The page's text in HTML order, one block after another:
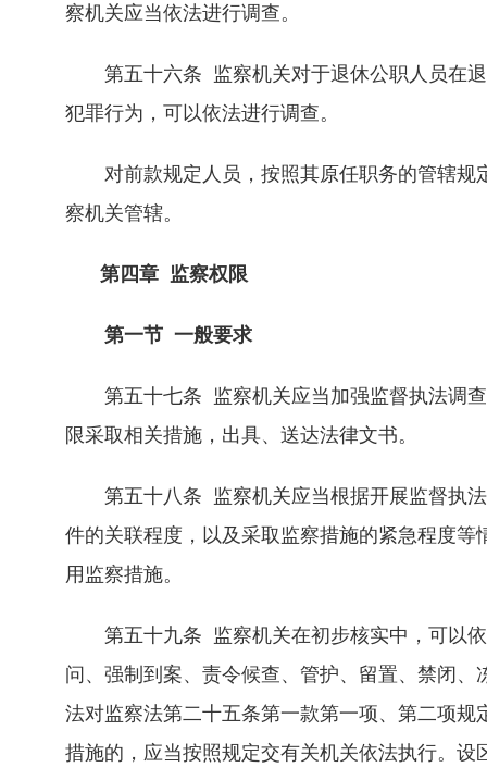
察机关应当依法进行调查。
第五十六条 监察机关对于退休公职人员在退
犯罪行为，可以依法进行调查。
对前款规定人员，按照其原任职务的管辖规
察机关管辖。
第四章 监察权限
第一节 一般要求
第五十七条 监察机关应当加强监督执法调查
限采取相关措施，出具、送达法律文书。
第五十八条 监察机关应当根据开展监督执法
件的关联程度，以及采取监察措施的紧急程度
用监察措施。
第五十九条 监察机关在初步核实中，可以依
问、强制到案、责令候查、管护、留置、禁闭
法对监察法第二十五条第一款第一项、第二项
措施的，应当按照规定交有关机关依法执行。